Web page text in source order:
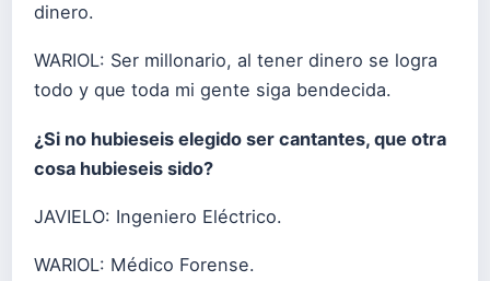
dinero.
WARIOL: Ser millonario, al tener dinero se logra
todo y que toda mi gente siga bendecida.
¿Si no hubieseis elegido ser cantantes, que otra
cosa hubieseis sido?
JAVIELO: Ingeniero Eléctrico.
WARIOL: Médico Forense.